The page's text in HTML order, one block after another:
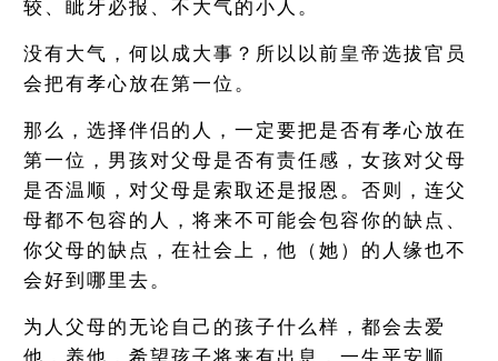
较、眦牙必报、不大气的小人。
没有大气，何以成大事？所以以前皇帝选拔官员
会把有孝心放在第一位。
那么，选择伴侣的人，一定要把是否有孝心放在
第一位，男孩对父母是否有责任感，女孩对父母
是否温顺，对父母是索取还是报恩。否则，连父
母都不包容的人，将来不可能会包容你的缺点、
你父母的缺点，在社会上，他（她）的人缘也不
会好到哪里去。
为人父母的无论自己的孩子什么样，都会去爱